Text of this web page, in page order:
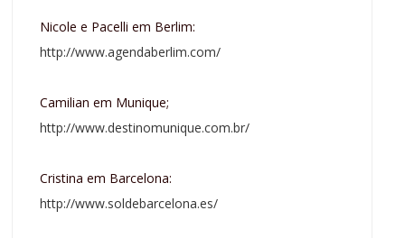
Nicole e Pacelli em Berlim:
http://www.agendaberlim.com/
Camilian em Munique;
http://www.destinomunique.com.br/
Cristina em Barcelona:
http://www.soldebarcelona.es/